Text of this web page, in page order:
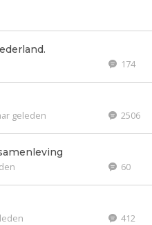
174
geleden 2506
60
412